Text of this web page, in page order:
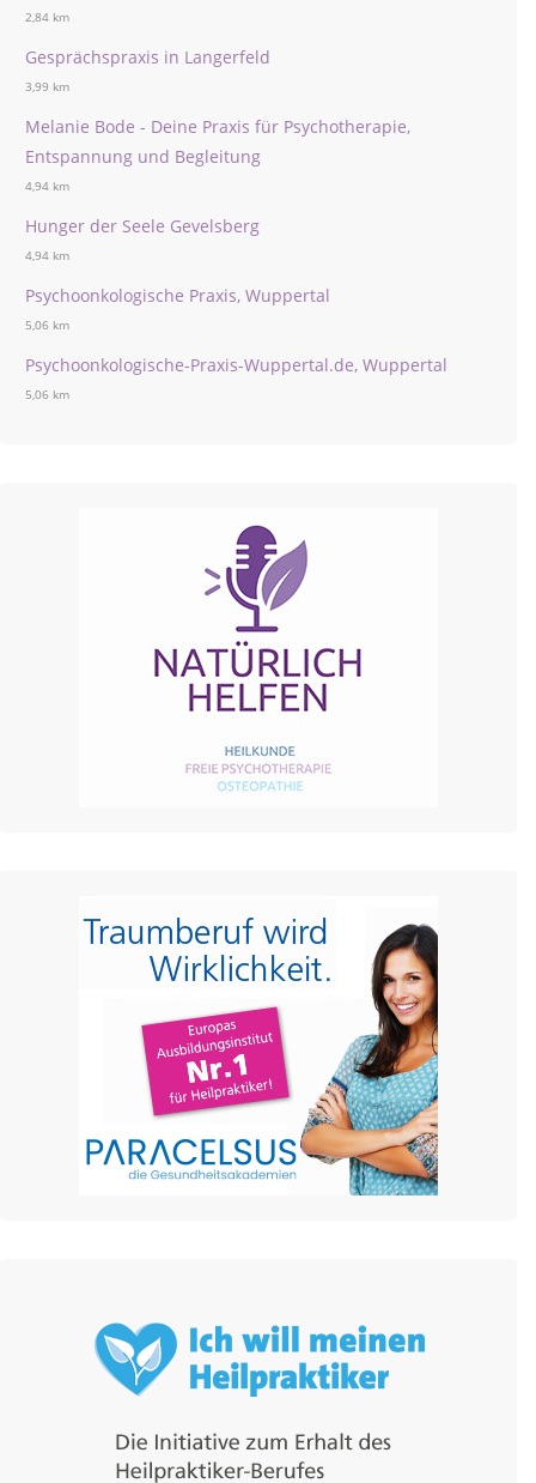
2,84 km
Gesprächspraxis in Langerfeld
3,99 km
Melanie Bode - Deine Praxis für Psychotherapie,
Entspannung und Begleitung
4,94 km
Hunger der Seele Gevelsberg
4,94 km
Psychoonkologische Praxis, Wuppertal
5,06 km
Psychoonkologische-Praxis-Wuppertal.de, Wuppertal
5,06 km